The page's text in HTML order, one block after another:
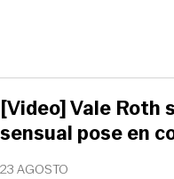
23 AGOSTO
[Video] Vale Roth
sensual pose en